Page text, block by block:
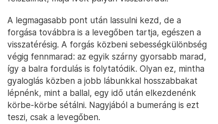
A legmagasabb pont után lassulni kezd, de a
forgása továbbra is a levegőben tartja, egészen a
visszatérésig. A forgás közbeni sebességkülönbség
végig fennmarad: az egyik szárny gyorsabb marad,
így a balra fordulás is folytatódik. Olyan ez, mintha
gyaloglás közben a jobb lábunkkal hosszabbakat
lépnénk, mint a ballal, egy idő után elkezdenénk
körbe-körbe sétálni. Nagyjából a bumeráng is ezt
teszi, csak a levegőben.